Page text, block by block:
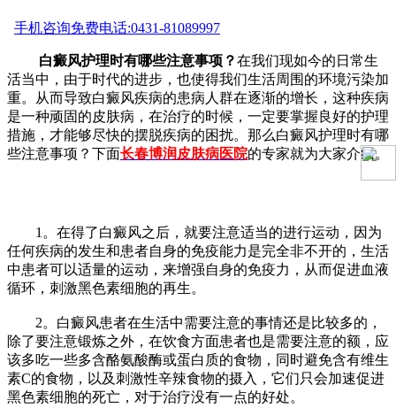
手机咨询免费电话:0431-81089997
白癜风护理时有哪些注意事项？在我们现如今的日常生
活当中，由于时代的进步，也使得我们生活周围的环境污染加
重。从而导致白癜风疾病的患病人群在逐渐的增长，这种疾病
是一种顽固的皮肤病，在治疗的时候，一定要掌握良好的护理
措施，才能够尽快的摆脱疾病的困扰。那么白癜风护理时有哪
些注意事项？下面长春博润皮肤病医院的专家就为大家介绍。
1。在得了白癜风之后，就要注意适当的进行运动，因为
任何疾病的发生和患者自身的免疫能力是完全非不开的，生活
中患者可以适量的运动，来增强自身的免疫力，从而促进血液
循环，刺激黑色素细胞的再生。
2。白癜风患者在生活中需要注意的事情还是比较多的，
除了要注意锻炼之外，在饮食方面患者也是需要注意的额，应
该多吃一些多含酪氨酸酶或蛋白质的食物，同时避免含有维生
素C的食物，以及刺激性辛辣食物的摄入，它们只会加速促进
黑色素细胞的死亡，对于治疗没有一点的好处。